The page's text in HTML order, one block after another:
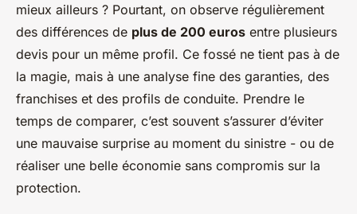
mieux ailleurs ? Pourtant, on observe régulièrement
des différences de plus de 200 euros entre plusieurs
devis pour un même profil. Ce fossé ne tient pas à de
la magie, mais à une analyse fine des garanties, des
franchises et des profils de conduite. Prendre le
temps de comparer, c’est souvent s’assurer d’éviter
une mauvaise surprise au moment du sinistre - ou de
réaliser une belle économie sans compromis sur la
protection.